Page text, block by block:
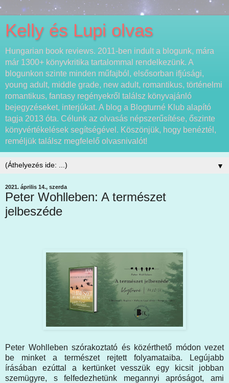
Kelly és Lupi olvas
Hungarian book reviews. 2011-ben indult a blogunk, mára
már 1300+ könyvkritika tartalommal rendelkezünk. A
blogunkon szinte minden műfajból, elsősorban ifjúsági,
young adult, middle grade, new adult, romantikus, történelmi
romantikus, fantasy regényekről találsz könyvajánló
bejegyzéseket, interjúkat. A blog a Blogturné Klub alapító
tagja 2013 óta. Célunk az olvasás népszerűsítése, őszinte
könyvértékelések segítségével. Köszönjük, hogy benéztél,
reméljük találsz megfelelő olvasnivalót!
▼
2021. április 14., szerda
Peter Wohlleben: A természet
jelbeszéde
Peter Wohlleben szórakoztató és közérthető módon vezet
be minket a természet rejtett folyamataiba. Legújabb
írásában ezúttal a kertünket vesszük egy kicsit jobban
szemügyre, s felfedezhetünk megannyi apróságot, ami